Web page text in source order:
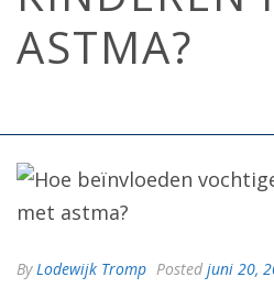
ASTMA?
ByLodewijk Tromp Posted juni 20,